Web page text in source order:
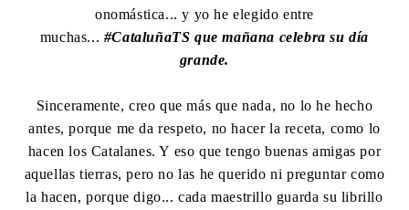
onomástica... y yo he elegido entre
muchas... #CataluñaTS que mañana celebra su día
grande.
Sinceramente, creo que más que nada, no lo he hecho
antes, porque me da respeto, no hacer la receta, como lo
hacen los Catalanes. Y eso que tengo buenas amigas por
aquellas tierras, pero no las he querido ni preguntar como
la hacen, porque digo... cada maestrillo guarda su librillo